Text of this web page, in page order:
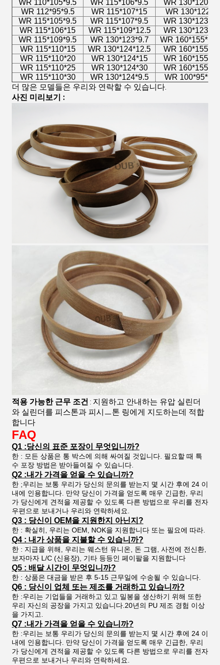
WR 110*105*9.5 WR 115*106*9.5
WR 130*120*15
WR 112*95*9.5
WR 115*107*15
WR 130*122*8
WR 115*105*9.5
WR 115*107*9.5
WR 130*123*15
WR 115*106*15
WR 115*109*12.5
WR 130*123*30
WR 115*109*9.5
WR 130*123*9.7
WR
WR 115*110*15
WR 130*124*12.5
WR 160*155*15
WR 115*110*20
WR 130*124*15
WR 160*155*20
WR 115*110*25
WR 130*124*30
WR 160*155*25
WR 115*110*30
WR 130*124*9.5 WR 100*95*9.5
더 많은 모델들은 우리와 연락할 수 있습니다.
사진 미리보기 :
적용 가능한 근무 조건 : 지원하고 안내하는 유압 실린더
와 실린더를 피스톤과 피시ㅡ톤 링에게 지도하는데 적합
합니다
FAQ
Q1 :당신의 표준 포장이 무엇입니까?
한 : 모든 상품은 통 박스에 의해 싸여질 것입니다. 필요할 때 특
수 포장 방법은 받아들여질 수 있습니다.
Q2 :내가 가격을 얻을 수 있습니까?
한 ;우리는 보통 우리가 당신의 문의를 받는지 몇 시간 후에 24 이
내에 인용합니다. 만약 당신이 가격을 얻도록 매우 긴급한, 우리
가 당신에게 견적을 제공할 수 있도록 다른 방법으로 우리를 전자
우편으로 보내거나 우리와 연락하세요.
Q3 : 당신이 OEM을 지원한지 아닌지?
한 : 확실히, 우리는 OEM, NOK을 지원합니다 또는 필요에 따라.
Q4 : 내가 상품을 지불할 수 있습니까?
한 : 지급을 위해, 우리는 웨스턴 유니온, 돈 그램, 사전에 전신환,
보자마자 L/C (신용장), 기타 등등인 페이팔을 지원합니다
Q5 : 배달 시간이 무엇입니까?
한 : 상품은 대금을 받은 후 5-15 근무일에 수송될 수 있습니다.
Q6 : 당신이 업체 또는 제조를 거래하고 있습니까?
한 :우리는 기업들을 거래하고 있고 밀봉을 생산하기 위해 또한
우리 자신의 공장을 가지고 있습니다.20년의 PU 제조 경험 이상
을 가지고.
Q7 :내가 가격을 얻을 수 있습니까?
한 :우리는 보통 우리가 당신의 문의를 받는지 몇 시간 후에 24 이
내에 인용합니다. 만약 당신이 가격을 얻도록 매우 긴급한, 우리
가 당신에게 견적을 제공할 수 있도록 다른 방법으로 우리를 전자
우편으로 보내거나 우리와 연락하세요.